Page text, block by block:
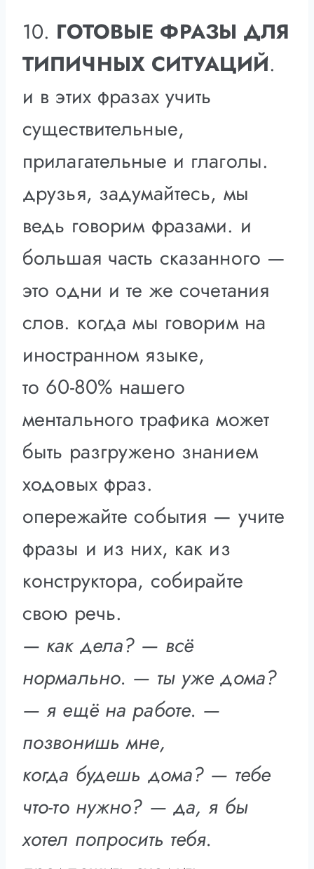
10. ГОТОВЫЕ ФРАЗЫ ДЛЯ
ТИПИЧНЫХ СИТУАЦИЙ.
и в этих фразах учить
существительные,
прилагательные и глаголы.
друзья, задумайтесь, мы
ведь говорим фразами. и
большая часть сказанного —
это одни и те же сочетания
слов. когда мы говорим на
иностранном языке,
то 60-80% нашего
ментального трафика может
быть разгружено знанием
ходовых фраз.
опережайте события — учите
фразы и из них, как из
конструктора, собирайте
свою речь.
— как дела? — всё
нормально. — ты уже дома?
— я ещё на работе. —
позвонишь мне,
когда будешь дома? — тебе
что-то нужно? — да, я бы
хотел попросить тебя.